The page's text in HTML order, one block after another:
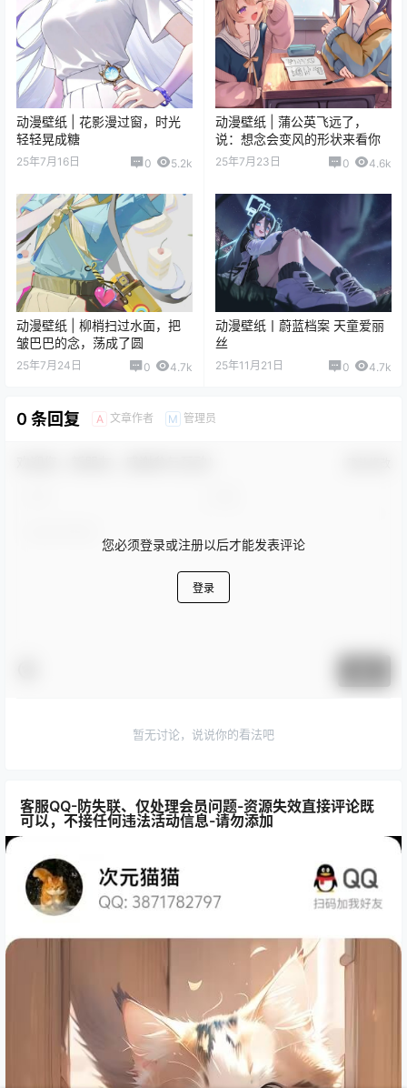
动漫壁纸 | 花影漫过窗，时光
轻轻晃成糖
25年7月16日 0 5.2k
动漫壁纸 | 蒲公英飞远了，
说：想念会变风的形状来看你
25年7月23日 0 4.6k
动漫壁纸 | 柳梢扫过水面，把
皱巴巴的念，荡成了圆
25年7月24日 0 4.7k
动漫壁纸丨蔚蓝档案 天童爱丽
丝
25年11月21日 0 4.7k
0 条回复 A 文章作者 M 管理员
您必须登录或注册以后才能发表评论
登录
暂无讨论，说说你的看法吧
客服QQ-防失联、仅处理会员问题-资源失效直接评论既
可以，不接任何违法活动信息-请勿添加